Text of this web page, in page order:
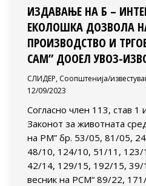
ИЗДАВАЊЕ НА Б –
ЕКОЛОШКА ДОЗВОЛА
ПРОИЗВОДСТВО И
САМ” ДООЕЛ УВОЗ-
СЛИДЕР, Соопштенија/
12/09/2023
Согласно член 113, став 1
Законот за животната
на РМ” бр. 53/05, 81/05,
48/10, 124/10, 51/11,
42/14, 129/15, 192/15,
весник на РСМ“ 89/22,